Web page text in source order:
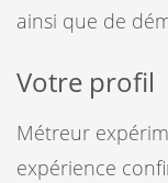
ainsi que de
Votre profil
Métreur
expérience